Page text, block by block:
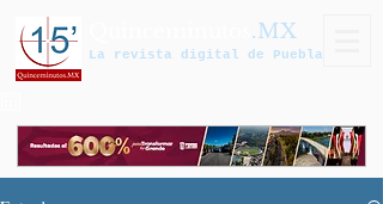
.MX
La revista digital de Puebla